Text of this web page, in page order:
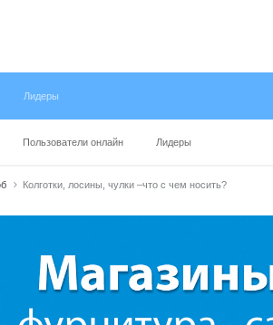
Пользователи онлайн Лидеры
Лидеры
Колготки, лосины, чулки –что с чем носить?